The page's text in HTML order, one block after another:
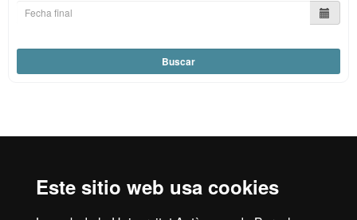
Este sitio web usa cookies
Buscar
HR